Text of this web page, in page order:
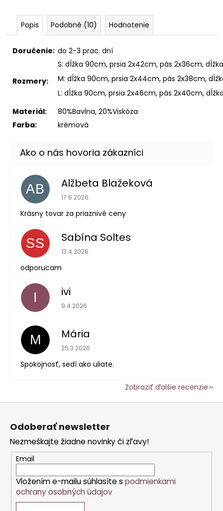
Popis Podobné (10) Hodnotenie
Doručenie: do 2-3 prac. dní
Rozmery:
S: dĺžka 90cm, prsia 2x42cm, pás 2x36cm,
M: dĺžka 90cm, prsia 2x44cm, pás 2x38cm,
L: dĺžka 90cm, prsia 2x46cm, pás 2x40cm,
Materiál:
80%Bavlna, 20%Viskóza
Farba:
krémová
AB Alžbeta Blažeková
Hodnotenie obchodu je 5 z 5 hviezdičiek.
17.6.2026
Krásny tovar za priaznivé ceny
SS Sabína Soltes
Hodnotenie obchodu je 5 z 5 hviezdičiek.
13.4.2026
odporucam
I ivi
Hodnotenie obchodu je 5 z 5 hviezdičiek.
9.4.2026
M Mária
Hodnotenie obchodu je 5 z 5 hviezdičiek.
25.3.2026
Spokojnosť, sedí ako uliate.
Zobraziť ďalšie recenzie
Z
Odoberať newsletter
Nezmeškajte žiadne novinky či zľavy!
Email
Vložením e-mailu súhlasíte s podmienkami
ochrany osobných údajov